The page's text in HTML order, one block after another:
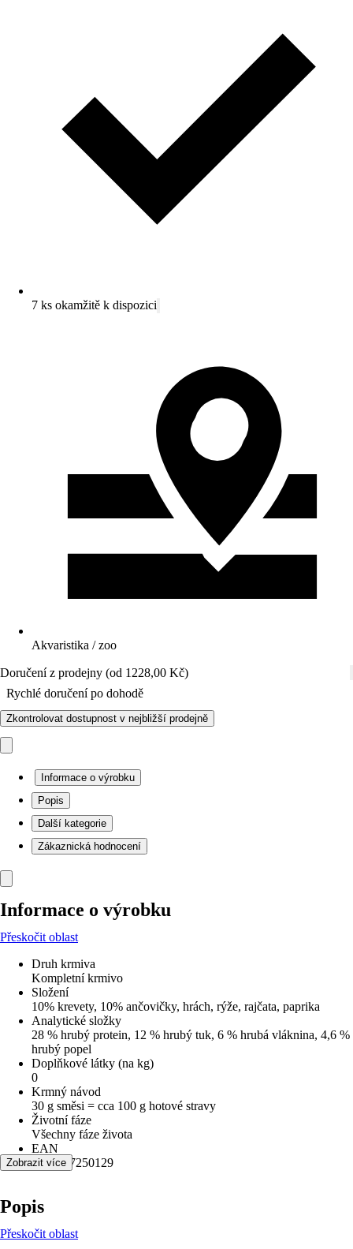
7 ks okamžitě k dispozici
Akvaristika / zoo
Doručení z prodejny (od 1228,00 Kč)
Rychlé doručení po dohodě
Zkontrolovat dostupnost v nejbližší prodejně
Informace o výrobku
Popis
Další kategorie
Zákaznická hodnocení
Informace o výrobku
Přeskočit oblast
Druh krmiva
Kompletní krmivo
Složení
10% krevety, 10% ančovičky, hrách, rýže, rajčata, paprika
Analytické složky
28 % hrubý protein, 12 % hrubý tuk, 6 % hrubá vláknina, 4,6 %
hrubý popel
Doplňkové látky (na kg)
0
Krmný návod
30 g směsi = cca 100 g hotové stravy
Životní fáze
Všechny fáze života
EAN
8594207250129
Zobrazit více
Popis
Přeskočit oblast